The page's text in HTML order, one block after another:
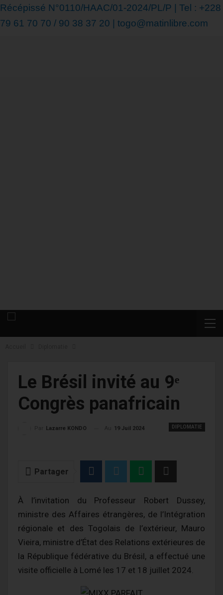
Récépissé N°0110/HAAC/01-2024/PL/P | Tel : +228
79 61 70 70 / 90 38 37 20 | togo@matinlibre.com
Le Brésil invité au 9ᵉ
Congrès panafricain
DIPLOMATIE
Lazarre KONDO 19 Juil 2024
Partager
À l’invitation du Professeur Robert Dussey,
ministre des Affaires étrangères, de l’Intégration
régionale et des Togolais de l’extérieur, Mauro
Vieira, ministre d’État des Relations extérieures de
la République fédérative du Brésil, a effectué une
visite officielle à Lomé les 17 et 18 juillet 2024.